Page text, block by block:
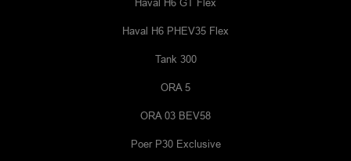
Haval H6 PHEV35 Flex
Tank 300
ORA 5
ORA 03 BEV58
Poer P30 Exclusive